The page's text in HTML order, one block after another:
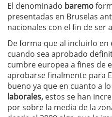
El denominado baremo
presentadas en Bruselas
nacionales con el fin de ser
De forma que al incluirlo
cuando sea aprobado
cumbre europea a fines de
aprobarse finalmente para
bueno ya que en cuanto a
laborales, estos se han
por sobre la media de la